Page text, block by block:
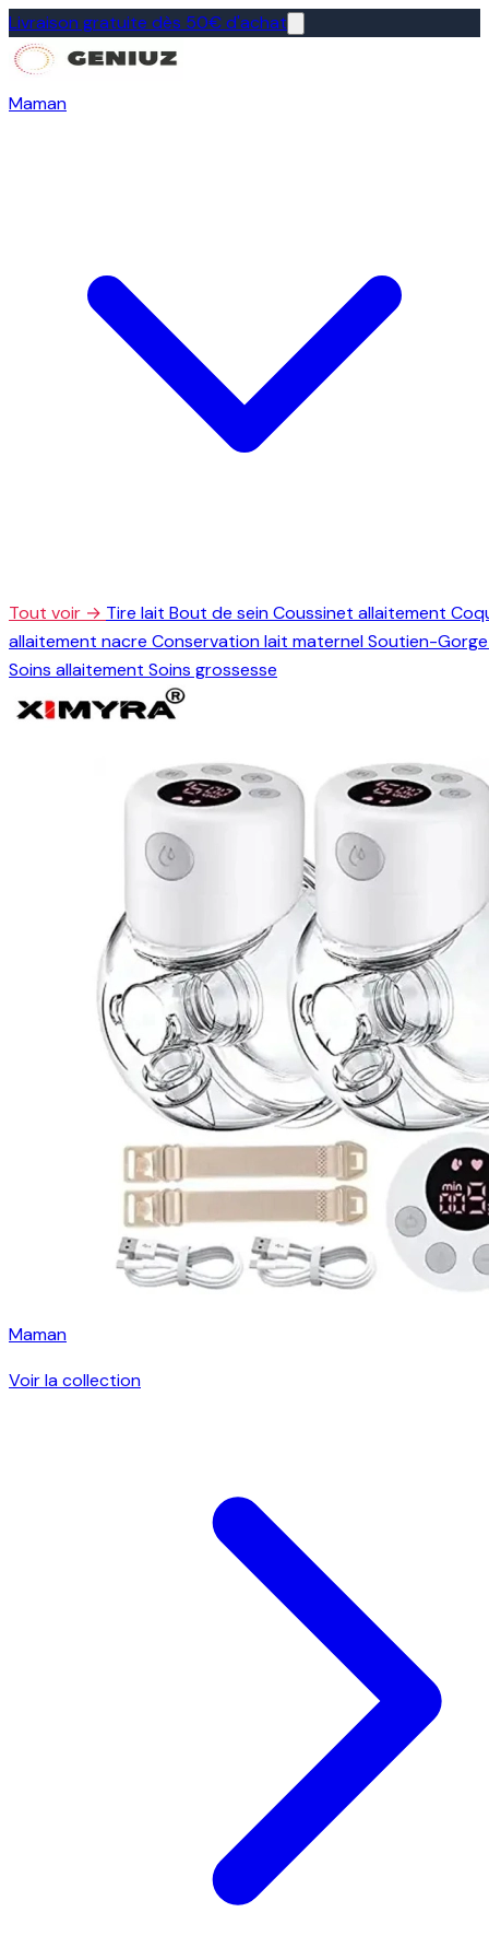
Livraison gratuite dès 50€ d'achat
Maman
Tout voir → Tire lait Bout de seinCoussinet allaitement
allaitement nacre Conservation lait maternelSoutien-
Soins allaitement Soins grossesse
Maman
Voir la collection